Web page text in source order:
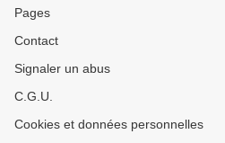
Pages
Contact
Signaler un abus
C.G.U.
Cookies et données personnelles